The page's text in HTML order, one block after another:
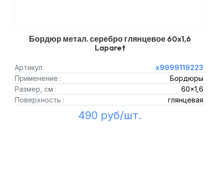
Бордюр метал. серебро глянцевое 60x1,6
Laparet
Артикул
х9999119223
Применение :
Бордюры
Размер, см :
60x1,6
Поверхность :
глянцевая
490 руб/шт.